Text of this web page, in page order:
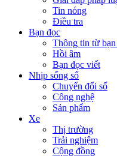
Tin nóng
Điều tra
Bạn đọc
Thông tin từ
Hồi âm
Bạn đọc viết
Nhịp sống số
Chuyển đổi số
Công nghệ
Sản phẩm
Xe
Thị trường
Trải nghiệm
Cộng đồng